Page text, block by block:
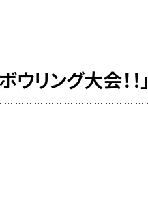
リング大会！！」